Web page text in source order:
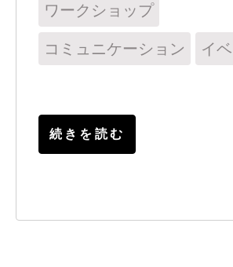
ワークショップ
コミュニケーション イ
続きを読む